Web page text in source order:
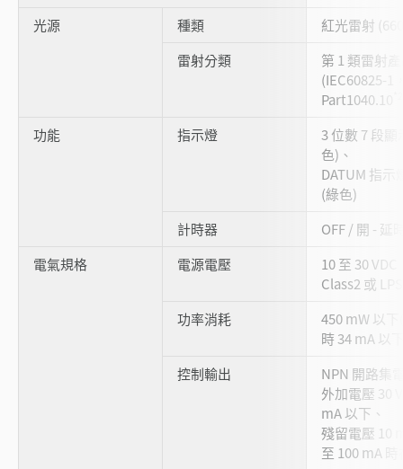
光源
種類
紅光雷射
雷射分類
第 1 類雷射
(IEC60825-1
Part1040.10
功能 指示燈
3 位數 7 段
色)、
DATUM 指
(綠色)
計時器
OFF / 開 - 延
電氣規格
電源電壓
10 至 30
Class2 或 LPS
功率消耗
450 mW 以下
時 34 mA 以
控制輸出
NPN 開路集
外加電壓 30
mA 以下、
殘留電壓 10
至 100 mA 時